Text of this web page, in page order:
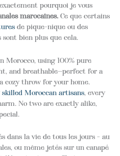
pourquoi je vous
marocaines. Ce que certains
de pique-nique ou des
bien plus que cela.
Morocco, using 100% pure
and breathable—perfect for a
cozy throw for your home.
skilled Moroccan artisans, every
No two are exactly alike,
dans la vie de tous les jours - au
ou même jetés sur un canapé